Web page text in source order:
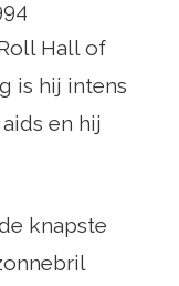
Hall of
is hij intens
en hij
knapste